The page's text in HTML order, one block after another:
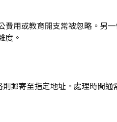
用或教育開支常被忽略。另
度。
郵寄至指定地址。處理時間